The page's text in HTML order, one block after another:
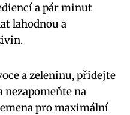
a pár minut
lahodnou a
a zeleninu, přidejte
nezapomeňte na
pro maximální